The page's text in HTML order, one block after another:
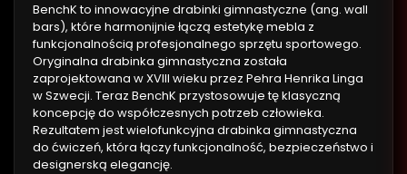
BenchK to innowacyjne drabinki gimnastyczne (ang. wall
bars), które harmonijnie łączą estetykę mebla z
funkcjonalnością profesjonalnego sprzętu sportowego.
Oryginalna drabinka gimnastyczna została
zaprojektowana w XVIII wieku przez Pehra Henrika Linga
w Szwecji. Teraz BenchK przystosowuje tę klasyczną
koncepcję do współczesnych potrzeb człowieka.
Rezultatem jest wielofunkcyjna drabinka gimnastyczna
do ćwiczeń, która łączy funkcjonalność, bezpieczeństwo i
designerską elegancję.